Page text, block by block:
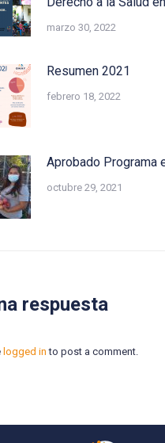
marzo 30, 2022
Resumen 2021
febrero 18, 2022
Aprobado Programa
octubre 29, 2021
respuesta
logged in to post a comment.